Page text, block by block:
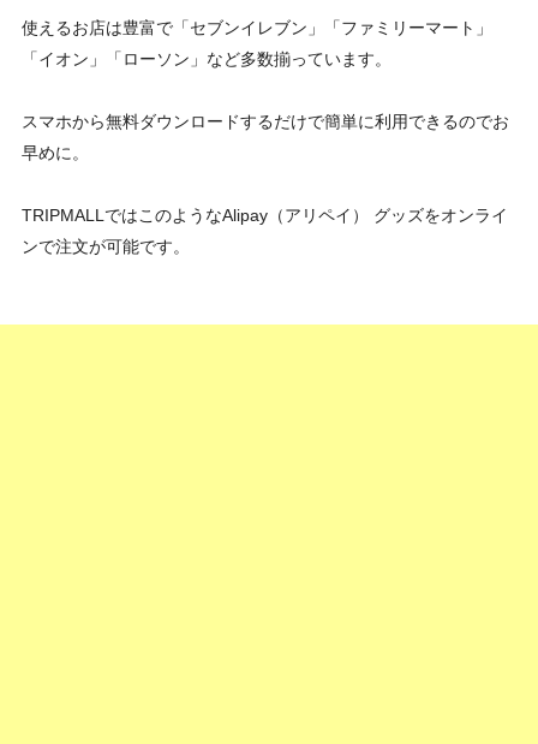
使えるお店は豊富で「セブンイレブン」「ファミリーマート」
「イオン」「ローソン」など多数揃っています。
スマホから無料ダウンロードするだけで簡単に利用できるのでお
早めに。
TRIPMALLではこのようなAlipay（アリペイ） グッズをオンライ
ンで注文が可能です。